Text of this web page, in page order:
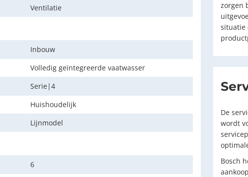
Ventilatie
Inbouw
Volledig geïntegreerde vaatwasser
Serie|4
Huishoudelijk
Lijnmodel
6
zorgen
situatie
De
wordt
Bosch